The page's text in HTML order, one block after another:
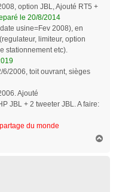
option JBL, Ajouté RT5 +
le 20/8/2014
usine=Fev 2008), en
limiteur, option
stationnement etc).
6/2006, toit ouvrant, sièges
Ajouté
JBL + 2 tweeter JBL. A faire:
du monde